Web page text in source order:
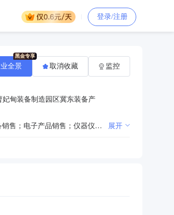
登录/注册
甸装备制造园区冀东装备产
一般项目：机械设备销售；机械零件、零部件销售；特种设备销售；环境保护专用设备销售；机械电气设备销售；电气设备销售；电子产品销售；仪器仪表销售；金属材料销售；金属制品销售；润滑油销售；化工产品销售（不含许可类化工产品）；轴承、齿轮和传动部件销售；阀门和旋塞销售；液压动力机械及元件销售；金属链条及其他金属制品销售；非金属矿及制品销售；橡胶制品销售；塑料制品销售；建筑材料销售；特种陶瓷制品销售；五金产品零售；日用杂品销售；办公用品销售；电线、电缆经营；计算机软硬件及辅助设备零售；针纺织品销售；技术服务、技术开发、技术咨询、技术交流、技术转让、技术推广；货物进出口；技术进出口；软件开发；仓储设备租赁服务；招投标代理服务；汽车销售；新能源汽车整车销售；汽车零配件零售；通用设备修理；专用设备修理；再生资源回收（除生产性废旧金属）；生产性废旧金属回收。（除依法须经批准的项目外，凭营业执照依法自主开展经营活动）许可项目：道路货物运输（不含危险货物）；建设工程施工；建设工程设计；危险废物经营。（依法须经批准的项目，经相关部门批准后方可开展经营活动，具体经营项目以相关部门批准文件或许可证件为准） 展开
全景 取消收藏 监控